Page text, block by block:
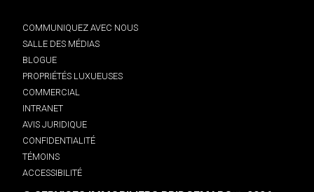
COMMUNIQUEZ AVEC NOUS
SALLE DES MÉDIAS
BLOGUE
PROPRIÉTÉS LUXUEUSES
COMMERCIAL
INTRANET
AVIS JURIDIQUE
CONFIDENTIALITÉ
TÉMOINS
ACCESSIBILITÉ